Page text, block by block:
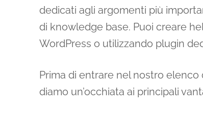
dedicati agli argomenti più
di knowledge base. Puoi creare
WordPress o utilizzando plugin
Prima di entrare nel nostro
diamo un’occhiata ai principali